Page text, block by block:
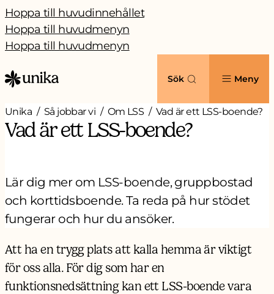
Hoppa till huvudinnehållet
Hoppa till huvudmenyn
Hoppa till huvudmenyn
Sök Meny
Unika Så jobbar vi Om LSS Vad är ett LSS-boende?
Vad är ett LSS-boende?
Lär dig mer om LSS-boende, gruppbostad
och korttidsboende. Ta reda på hur stödet
fungerar och hur du ansöker.
Att ha en trygg plats att kalla hemma är viktigt
för oss alla. För dig som har en
funktionsnedsättning kan ett LSS-boende vara